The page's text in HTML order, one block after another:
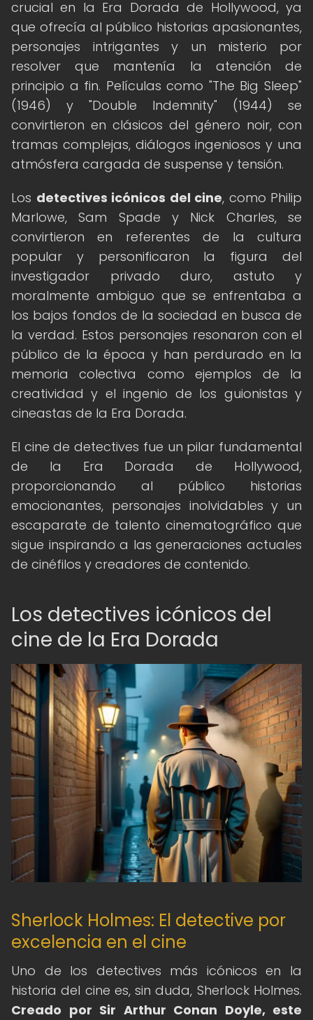
crucial en la Era Dorada de Hollywood, ya
que ofrecía al público historias apasionantes,
personajes intrigantes y un misterio por
resolver que mantenía la atención de
principio a fin. Películas como "The Big Sleep"
(1946) y "Double Indemnity" (1944) se
convirtieron en clásicos del género noir, con
tramas complejas, diálogos ingeniosos y una
atmósfera cargada de suspense y tensión.
Los detectives icónicos del cine, como Philip
Marlowe, Sam Spade y Nick Charles, se
convirtieron en referentes de la cultura
popular y personificaron la figura del
investigador privado duro, astuto y
moralmente ambiguo que se enfrentaba a
los bajos fondos de la sociedad en busca de
la verdad. Estos personajes resonaron con el
público de la época y han perdurado en la
memoria colectiva como ejemplos de la
creatividad y el ingenio de los guionistas y
cineastas de la Era Dorada.
El cine de detectives fue un pilar fundamental
de la Era Dorada de Hollywood,
proporcionando al público historias
emocionantes, personajes inolvidables y un
escaparate de talento cinematográfico que
sigue inspirando a las generaciones actuales
de cinéfilos y creadores de contenido.
Los detectives icónicos del
cine de la Era Dorada
Sherlock Holmes: El detective por
excelencia en el cine
Uno de los detectives más icónicos en la
historia del cine es, sin duda, Sherlock Holmes.
Creado por Sir Arthur Conan Doyle, este